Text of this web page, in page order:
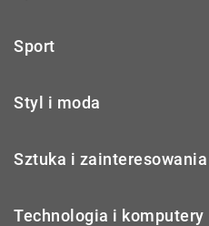
Sport
Styl i moda
Sztuka i zainteresowania
Technologia i komputery